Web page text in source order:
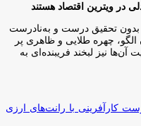
در ویترین اقتصاد هستند
بدون تحقیق درست و به‌نادرست
الگو، چهره طلایی و ظاهری پر
نیز لبخند فریبنده‌ای به
کارآفرینی با رانت‌های ارزی